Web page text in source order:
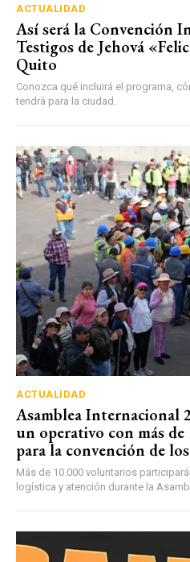
ACTUALIDAD
Así será la Convención
Testigos de Jehová
Quito
Conozca qué incluirá el programa,
tendrá para la ciudad.
ACTUALIDAD
Asamblea Internacional
un operativo con más
para la convención de
Más de 10.000 voluntarios
logística y atención durante la